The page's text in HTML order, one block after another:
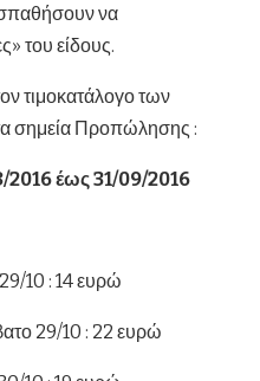
να
του είδους.
τιμοκατάλογο των
τα σημεία Προπώλησης :
έως 31/09/2016
10 : 14 ευρώ
29/10 : 22 ευρώ